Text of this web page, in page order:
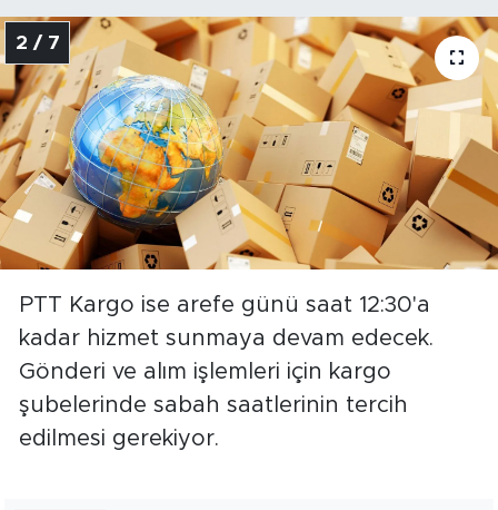
2 / 7
PTT Kargo ise arefe günü saat 12:30'a
kadar hizmet sunmaya devam edecek.
Gönderi ve alım işlemleri için kargo
şubelerinde sabah saatlerinin tercih
edilmesi gerekiyor.